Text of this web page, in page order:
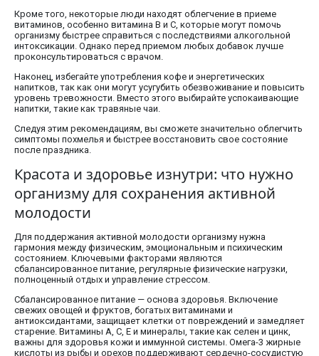
Кроме того, некоторые люди находят облегчение в приеме
витаминов, особенно витамина B и C, которые могут помочь
организму быстрее справиться с последствиями алкогольной
интоксикации. Однако перед приемом любых добавок лучше
проконсультироваться с врачом.
Наконец, избегайте употребления кофе и энергетических
напитков, так как они могут усугубить обезвоживание и повысить
уровень тревожности. Вместо этого выбирайте успокаивающие
напитки, такие как травяные чаи.
Следуя этим рекомендациям, вы сможете значительно облегчить
симптомы похмелья и быстрее восстановить свое состояние
после праздника.
Красота и здоровье изнутри: что нужно
организму для сохранения активной
молодости
Для поддержания активной молодости организму нужна
гармония между физическим, эмоциональным и психическим
состоянием. Ключевыми факторами являются
сбалансированное питание, регулярные физические нагрузки,
полноценный отдых и управление стрессом.
Сбалансированное питание — основа здоровья. Включение
свежих овощей и фруктов, богатых витаминами и
антиоксидантами, защищает клетки от повреждений и замедляет
старение. Витамины A, C, E и минералы, такие как селен и цинк,
важны для здоровья кожи и иммунной системы. Омега-3 жирные
кислоты из рыбы и орехов поддерживают сердечно-сосудистую